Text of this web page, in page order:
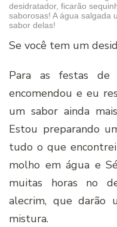
desidratador, ficarão
saborosas! A água salgada
sabor delas!
Se você tem um
Para as festas
encomendou e eu
um sabor ainda
Estou preparando
tudo o que
molho em água e
muitas horas no
alecrim, que darão
mistura.